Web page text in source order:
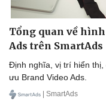
Tổng quan về
Ads trên SmartAds
Định nghĩa, vị trí hiển thị,
ưu Brand Video Ads.
| SmartAds